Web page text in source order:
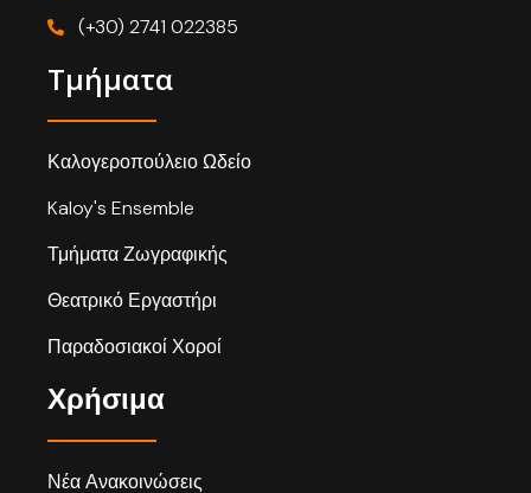
(+30) 2741 022385
Τμήματα
Καλογεροπούλειο Ωδείο
Kaloy's Ensemble
Τμήματα Ζωγραφικής
Θεατρικό Εργαστήρι
Παραδοσιακοί Χοροί
Χρήσιμα
Νέα Ανακοινώσεις